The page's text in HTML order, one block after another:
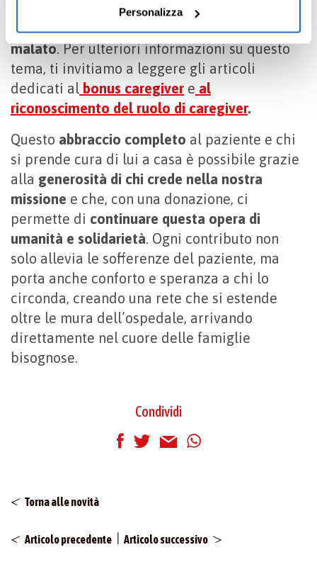
seleziona “ACCETTA TUTTI”, se vuoi abilitare o
disabilitare soltanto determinate categorie di cookies
seleziona “PERSONALIZZA”. Per maggiori informazioni
e modificare le tue preferenze vai alla nostracookie
policy.
Personalizza
dettagliate sui diritti economici disponibili per
coloro che si prendono cura di un familiare
malato. Per ulteriori informazioni su questo
tema, ti invitiamo a leggere gli articoli
dedicati al bonus caregiver e al
riconoscimento del ruolo di caregiver.
Questo abbraccio completo al paziente e chi
si prende cura di lui a casa è possibile grazie
alla generosità di chi crede nella nostra
missione e che, con una donazione, ci
permette di continuare questa opera di
umanità e solidarietà. Ogni contributo non
solo allevia le sofferenze del paziente, ma
porta anche conforto e speranza a chi lo
circonda, creando una rete che si estende
oltre le mura dell’ospedale, arrivando
direttamente nel cuore delle famiglie
bisognose.
Condividi
Torna alle novità
Articolo precedente Articolo successivo